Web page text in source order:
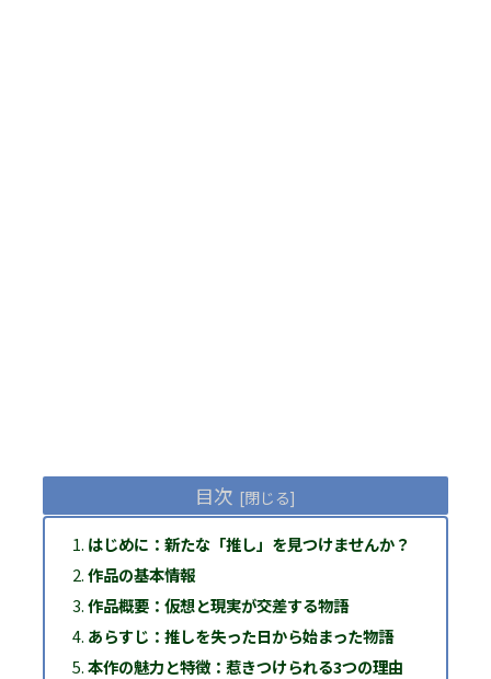
目次
はじめに：新たな「推し」を見つけませんか？
作品の基本情報
作品概要：仮想と現実が交差する物語
あらすじ：推しを失った日から始まった物語
本作の魅力と特徴：惹きつけられる3つの理由